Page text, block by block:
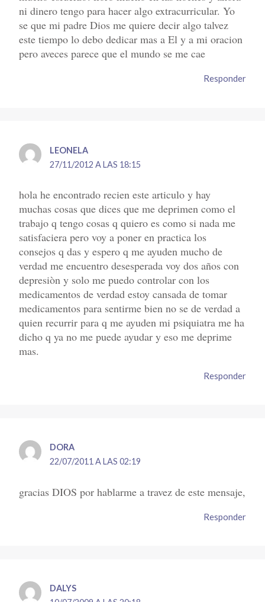
ni dinero tengo para hacer algo extracurricular. Yo
se que mi padre Dios me quiere decir algo talvez
este tiempo lo debo dedicar mas a El y a mi oracion
pero aveces parece que el mundo se me cae
Responder
LEONELA
27/11/2012 A LAS 18:15
hola he encontrado recien este articulo y hay
muchas cosas que dices que me deprimen como el
trabajo q tengo cosas q quiero es como si nada me
satisfaciera pero voy a poner en practica los
consejos q das y espero q me ayuden mucho de
verdad me encuentro desesperada voy dos años con
depresiòn y solo me puedo controlar con los
medicamentos de verdad estoy cansada de tomar
medicamentos para sentirme bien no se de verdad a
quien recurrir para q me ayuden mi psiquiatra me ha
dicho q ya no me puede ayudar y eso me deprime
mas.
Responder
DORA
22/07/2011 A LAS 02:19
gracias DIOS por hablarme a travez de este mensaje,
Responder
DALYS